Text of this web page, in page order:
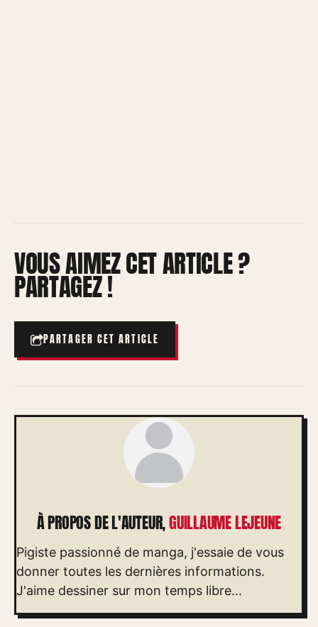
VOUS AIMEZ CET ARTICLE ?
PARTAGEZ !
PARTAGER CET ARTICLE
À PROPOS DE L'AUTEUR,GUILLAUME LEJEUNE
Pigiste passionné de manga, j'essaie de vous
donner toutes les dernières informations.
J'aime dessiner sur mon temps libre...